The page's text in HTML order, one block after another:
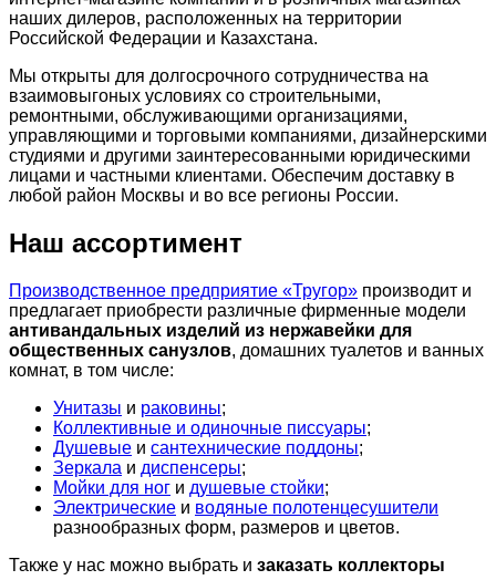
наших дилеров, расположенных на территории
Российской Федерации и Казахстана.
Мы открыты для долгосрочного сотрудничества на
взаимовыгоных условиях со строительными,
ремонтными, обслуживающими организациями,
управляющими и торговыми компаниями, дизайнерскими
студиями и другими заинтересованными юридическими
лицами и частными клиентами. Обеспечим доставку в
любой район Москвы и во все регионы России.
Наш ассортимент
Производственное предприятие «Тругор» производит и
предлагает приобрести различные фирменные модели
антивандальных изделий из нержавейки для
общественных санузлов, домашних туалетов и ванных
комнат, в том числе:
Унитазы и раковины;
Коллективные и одиночные писсуары;
Душевые и сантехнические поддоны;
Зеркала и диспенсеры;
Мойки для ног и душевые стойки;
Электрические и водяные полотенцесушители
разнообразных форм, размеров и цветов.
Также у нас можно выбрать и заказать коллекторы